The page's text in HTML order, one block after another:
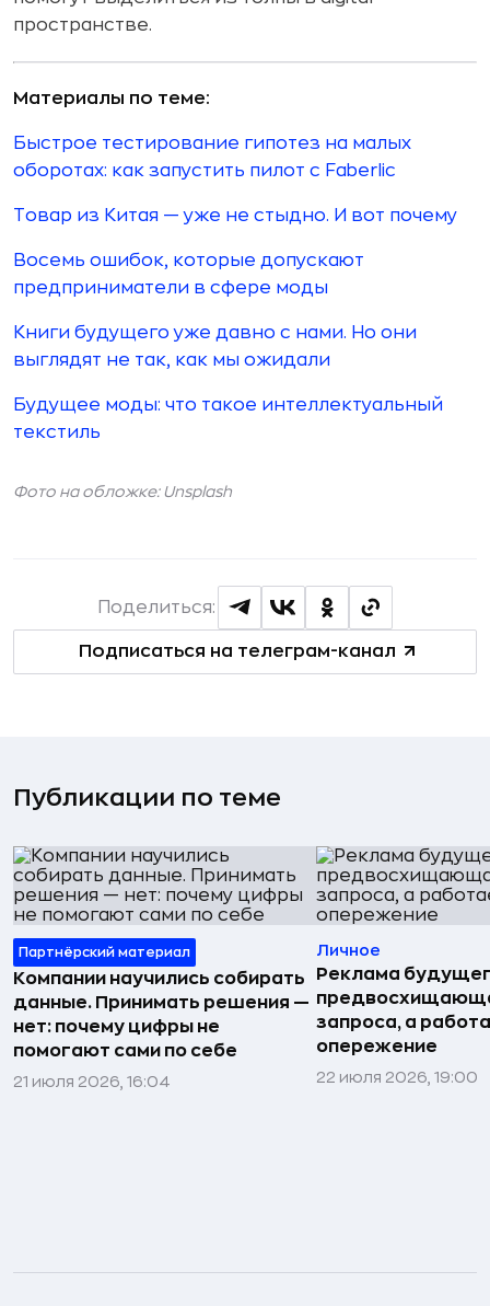
пространстве.
Материалы по теме:
Быстрое тестирование гипотез на малых
оборотах: как запустить пилот с Faberlic
Товар из Китая — уже не стыдно. И вот почему
Восемь ошибок, которые допускают
предприниматели в сфере моды
Книги будущего уже давно с нами. Но они
выглядят не так, как мы ожидали
Будущее моды: что такое интеллектуальный
текстиль
Фото на обложке: Unsplash
Подписаться на телеграм-канал
Поделиться:
Публикации по теме
Партнёрский материал
Компании научились собирать
данные. Принимать решения —
нет: почему цифры не
помогают сами по себе
21 июля 2026, 16:04
Личное
Реклама
запроса, а
опережение
22 июля 2026, 19:00